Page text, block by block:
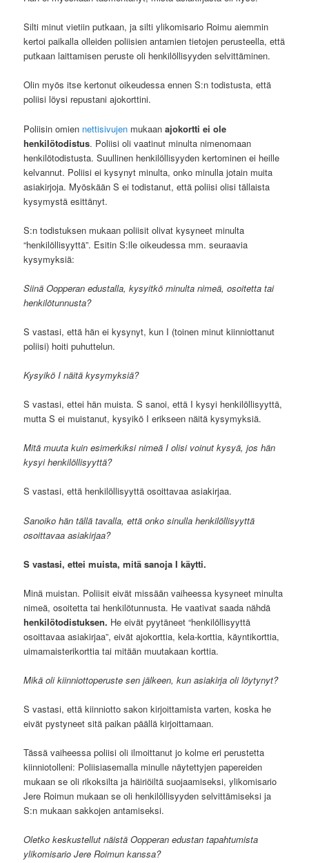
Silti minut vietiin putkaan, ja silti ylikomisario Roimu aiemmin
kertoi paikalla olleiden poliisien antamien tietojen perusteella, että
putkaan laittamisen peruste oli henkilöllisyyden selvittäminen.
Olin myös itse kertonut oikeudessa ennen S:n todistusta, että
poliisi löysi repustani ajokorttini.
Poliisin omien nettisivujen mukaanajokortti ei ole
henkilötodistus. Poliisi oli vaatinut minulta nimenomaan
henkilötodistusta. Suullinen henkilöllisyyden kertominen ei heille
kelvannut. Poliisi ei kysynyt minulta, onko minulla jotain muita
asiakirjoja. Myöskään S ei todistanut, että poliisi olisi tällaista
kysymystä esittänyt.
S:n todistuksen mukaan poliisit olivat kysyneet minulta
“henkilöllisyyttä”. Esitin S:lle oikeudessa mm. seuraavia
kysymyksiä:
Siinä Oopperan edustalla, kysyitkö minulta nimeä, osoitetta tai
henkilötunnusta?
S vastasi, että hän ei kysynyt, kun I (toinen minut kiinniottanut
poliisi) hoiti puhuttelun.
Kysyikö I näitä kysymyksiä?
S vastasi, ettei hän muista. S sanoi, että I kysyi henkilöllisyyttä,
mutta S ei muistanut, kysyikö I erikseen näitä kysymyksiä.
Mitä muuta kuin esimerkiksi nimeä I olisi voinut kysyä, jos hän
kysyi henkilöllisyyttä?
S vastasi, että henkilöllisyyttä osoittavaa asiakirjaa.
Sanoiko hän tällä tavalla, että onko sinulla henkilöllisyyttä
osoittavaa asiakirjaa?
S vastasi, ettei muista, mitä sanoja I käytti.
Minä muistan. Poliisit eivät missään vaiheessa kysyneet minulta
nimeä, osoitetta tai henkilötunnusta. He vaativat saada nähdä
henkilötodistuksen. He eivät pyytäneet “henkilöllisyyttä
osoittavaa asiakirjaa”, eivät ajokorttia, kela-korttia, käyntikorttia,
uimamaisterikorttia tai mitään muutakaan korttia.
Mikä oli kiinniottoperuste sen jälkeen, kun asiakirja oli löytynyt?
S vastasi, että kiinniotto sakon kirjoittamista varten, koska he
eivät pystyneet sitä paikan päällä kirjoittamaan.
Tässä vaiheessa poliisi oli ilmoittanut jo kolme eri perustetta
kiinniotolleni: Poliisiasemalla minulle näytettyjen papereiden
mukaan se oli rikoksilta ja häiriöiltä suojaamiseksi, ylikomisario
Jere Roimun mukaan se oli henkilöllisyyden selvittämiseksi ja
S:n mukaan sakkojen antamiseksi.
Oletko keskustellut näistä Oopperan edustan tapahtumista
ylikomisario Jere Roimun kanssa?